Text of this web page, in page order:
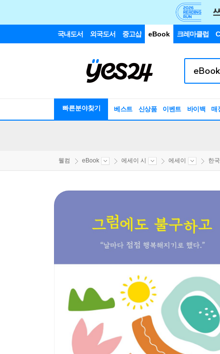
국내도서 외국도서 중고샵 eBook 크레마클럽
빠른분야찾기 베스트 신상품 이벤트 바이백 매
웰컴 eBook 에세이 시 에세이 한